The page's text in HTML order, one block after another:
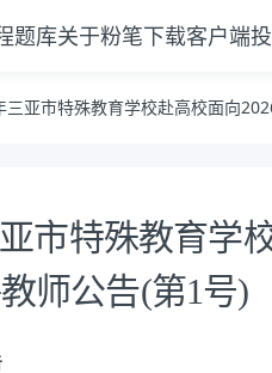
题库关于粉笔下载客户端
三亚市特殊教育学校赴高校面向
市特殊教育学
师公告(第1号)